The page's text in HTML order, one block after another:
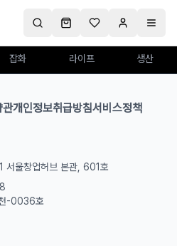
잡화 라이프 생산
관개인정보취급방침서비스정책
서울창업허브 본관, 601호
-0036호